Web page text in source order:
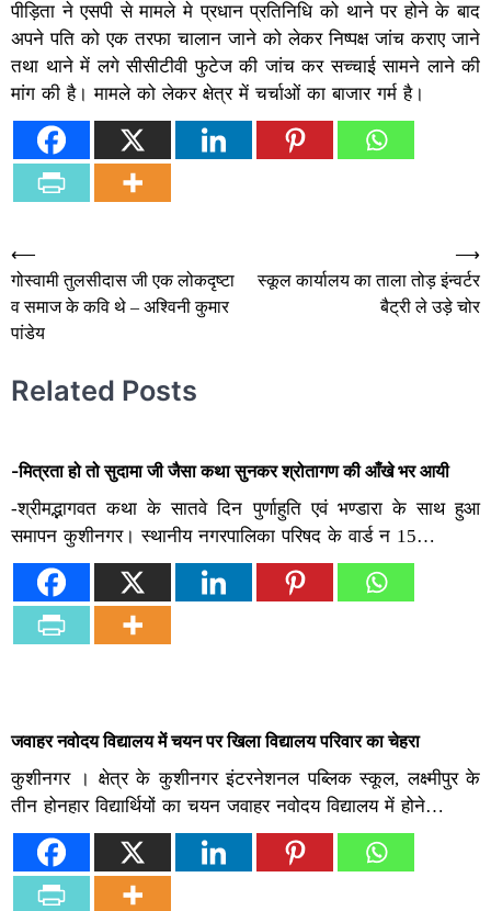
पीड़िता ने एसपी से मामले मे प्रधान प्रतिनिधि को थाने पर होने के बाद
अपने पति को एक तरफा चालान जाने को लेकर निष्पक्ष जांच कराए जाने
तथा थाने में लगे सीसीटीवी फुटेज की जांच कर सच्चाई सामने लाने की
मांग की है। मामले को लेकर क्षेत्र में चर्चाओं का बाजार गर्म है।
Post
navigation
⟵
गोस्वामी तुलसीदास जी एक लोकदृष्टा
व समाज के कवि थे – अश्विनी कुमार
पांडेय
स्कूल कार्यालय का ताला तोड़ इंन्वर्टर
बैट्री ले उड़े चोर
⟶
Related Posts
-मित्रता हो तो सुदामा जी जैसा कथा सुनकर श्रोतागण की आँखे भर आयी
-श्रीमद्भागवत कथा के सातवे दिन पुर्णाहुति एवं भण्डारा के साथ हुआ
समापन कुशीनगर। स्थानीय नगरपालिका परिषद के वार्ड न 15…
जवाहर नवोदय विद्यालय में चयन पर खिला विद्यालय परिवार का चेहरा
कुशीनगर । क्षेत्र के कुशीनगर इंटरनेशनल पब्लिक स्कूल, लक्ष्मीपुर के
तीन होनहार विद्यार्थियों का चयन जवाहर नवोदय विद्यालय में होने…